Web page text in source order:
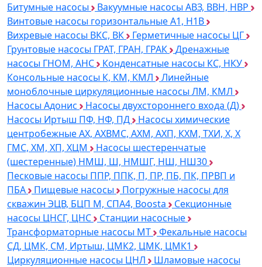
Битумные насосы
Вакуумные насосы АВЗ, ВВН, НВР
Винтовые насосы горизонтальные А1, Н1В
Вихревые насосы ВКС, ВК
Герметичные насосы ЦГ
Грунтовые насосы ГРАТ, ГРАН, ГРАК
Дренажные
насосы ГНОМ, АНС
Конденсатные насосы КС, НКУ
Консольные насосы К, КМ, КМЛ
Линейные
моноблочные циркуляционные насосы ЛМ, КМЛ
Насосы Адонис
Насосы двухстороннего входа (Д)
Насосы Иртыш ПФ, НФ, ПД
Насосы химические
центробежные АХ, АХВМС, АХМ, АХП, КХМ, ТХИ, Х, Х
ГМС, ХМ, ХП, ХЦМ
Насосы шестеренчатые
(шестеренные) НМШ, Ш, НМШГ, НШ, НШ30
Песковые насосы ППР, ППК, П, ПР, ПБ, ПК, ПРВП и
ПБА
Пищевые насосы
Погружные насосы для
скважин ЭЦВ, БЦП М, СПА4, Boosta
Секционные
насосы ЦНСГ, ЦНС
Станции насосные
Трансформаторные насосы МТ
Фекальные насосы
СД, ЦМК, СМ, Иртыш, ЦМК2, ЦМК, ЦМК1
Циркуляционные насосы ЦНЛ
Шламовые насосы